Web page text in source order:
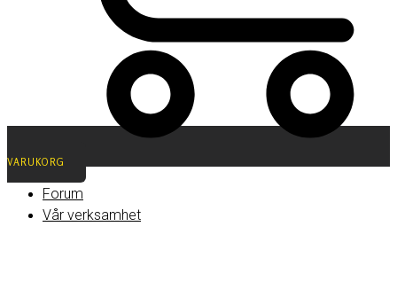
VARUKORG
Forum
Vår verksamhet